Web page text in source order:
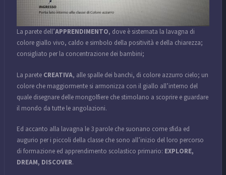
La parete dell’APPRENDIMENTO, dove è sistemata la lavagna di
colore giallo vivo, caldo e simbolo della positività e della chiarezza;
consigliato per la concentrazione dei bambini;
La parete CREATIVA, alle spalle dei banchi, di colore azzurro cielo; un
colore che maggiormente si armonizza con il giallo all’interno del
quale disegnare delle mongolfiere che stimolano a scoprire e guardare
il mondo da tutte le angolazioni.
Ed accanto alla lavagna le 3 parole che suonano come sfida ed
augurio per i piccoli della classe che sono all’inizio del loro percorso
di formazione ed apprendimento scolastico primario: EXPLORE,
DREAM, DISCOVER.